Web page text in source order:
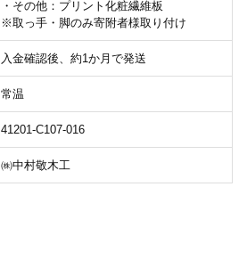
・その他：プリント化粧繊維板
※取っ手・脚のみ寄附者様取り付け
入金確認後、約1か月で発送
常温
41201-C107-016
㈱中村敬木工